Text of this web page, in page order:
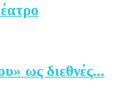
ως διεθνές...